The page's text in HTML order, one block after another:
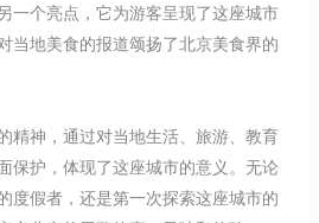
一个亮点，它为游客呈现了这座城市
当地美食的报道颂扬了北京美食界的
精神，通过对当地生活、旅游、教育
保护，体现了这座城市的意义。无论
度假者，还是第一次探索这座城市的